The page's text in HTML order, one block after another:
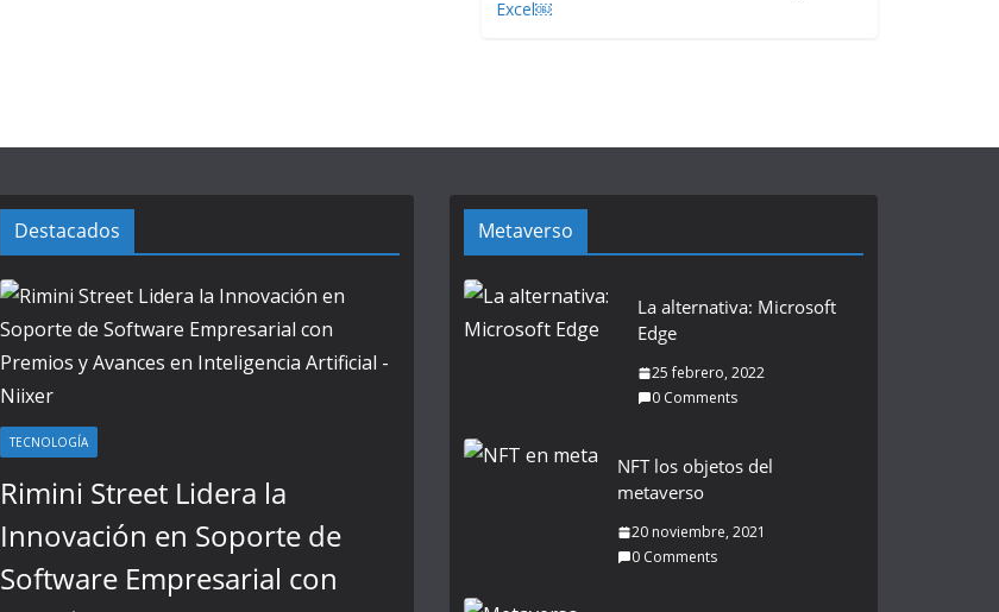
Destacados
TECNOLOGÍA
Rimini Street Lidera la
Innovación en Soporte de
Software Empresarial con
Metaverso
La alternativa: Microsoft
Edge
25 febrero, 2022
0 Comments
NFT los objetos del
metaverso
20 noviembre, 2021
0 Comments